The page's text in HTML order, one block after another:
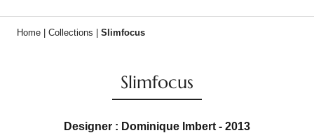
Home Collections Slimfocus
Slimfocus
Designer : Dominique Imbert - 2013